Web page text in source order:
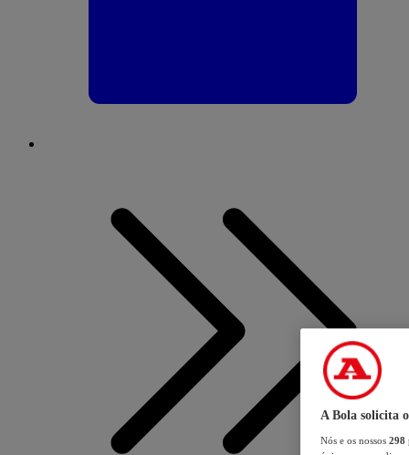
A Bola solicita
Nós e os nossos 298